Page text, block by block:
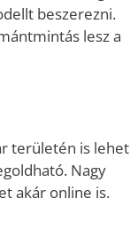
beszerezni.
lesz a
területén is lehet
Nagy
akár online is.